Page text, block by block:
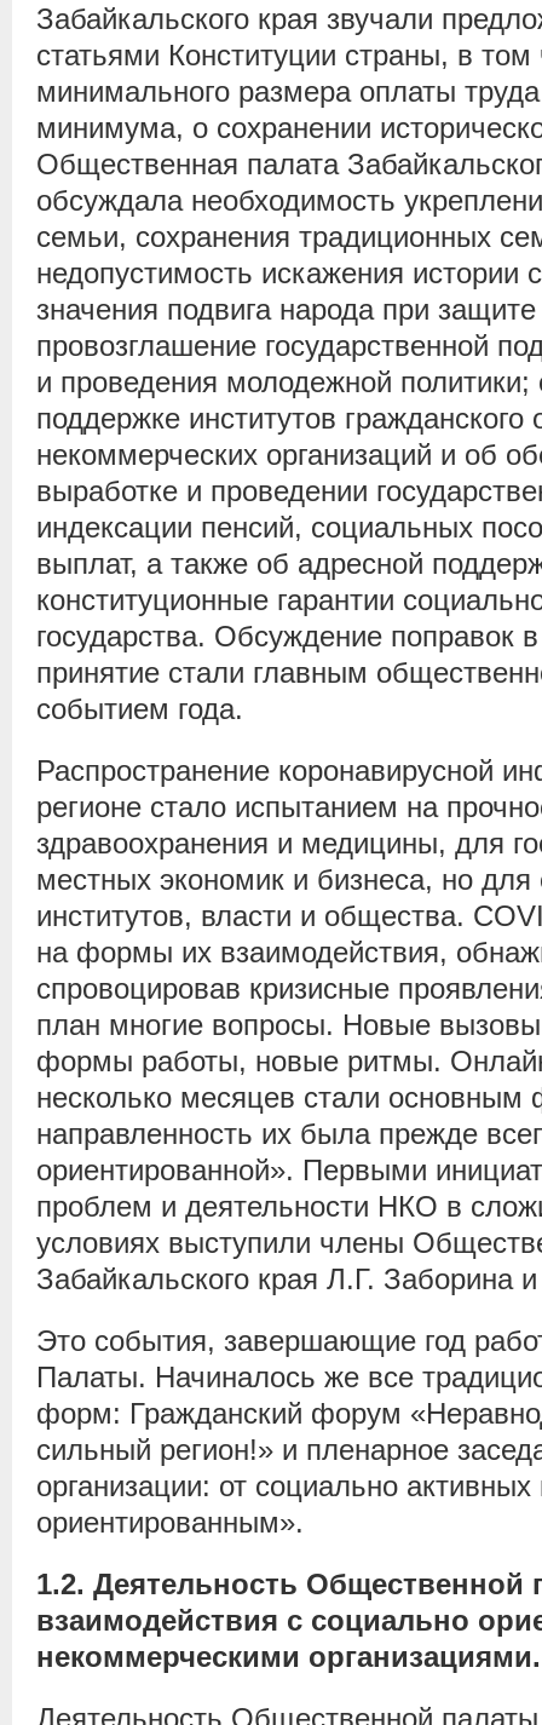
Забайкальского края звучали
статьями Конституции страны, в
минимального размера оплаты
минимума, о сохранении
Общественная палата
обсуждала необходимость
семьи, сохранения традиционных
недопустимость искажения истории
значения подвига народа при
провозглашение государственной
и проведения молодежной
поддержке институтов
некоммерческих организаций и об
выработке и проведении
индексации пенсий, социальных
выплат, а также об адресной
конституционные гарантии
государства. Обсуждение поправок
принятие стали главным
событием года.
Распространение коронавирусной
регионе стало испытанием на
здравоохранения и медицины, для
местных экономик и бизнеса, но
институтов, власти и общества.
на формы их взаимодействия,
спровоцировав кризисные
план многие вопросы. Новые
формы работы, новые ритмы.
несколько месяцев стали
направленность их была прежде
ориентированной». Первыми
проблем и деятельности НКО в
условиях выступили члены
Забайкальского края Л.Г.
Это события, завершающие год
Палаты. Начиналось же все
форм: Гражданский форум
сильный регион!» и пленарное
организации: от социально
ориентированным».
1.2. Деятельность Общественной
взаимодействия с социально
некоммерческими организациями.
Деятельность Общественной